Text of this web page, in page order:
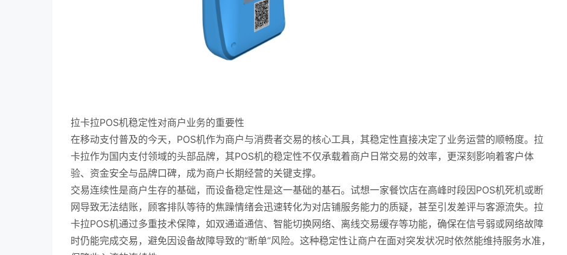
拉卡拉POS机稳定性对商户业务的重要性
在移动支付普及的今天，POS机作为商户与消费者交易的核心工具，其稳定性直接决定了业务运营的顺畅度。拉
卡拉作为国内支付领域的头部品牌，其POS机的稳定性不仅承载着商户日常交易的效率，更深刻影响着客户体
验、资金安全与品牌口碑，成为商户长期经营的关键支撑。
交易连续性是商户生存的基础，而设备稳定性是这一基础的基石。试想一家餐饮店在高峰时段因POS机死机或断
网导致无法结账，顾客排队等待的焦躁情绪会迅速转化为对店铺服务能力的质疑，甚至引发差评与客源流失。拉
卡拉POS机通过多重技术保障，如双通道通信、智能切换网络、离线交易缓存等功能，确保在信号弱或网络故障
时仍能完成交易，避免因设备故障导致的“断单”风险。这种稳定性让商户在面对突发状况时依然能维持服务水准，